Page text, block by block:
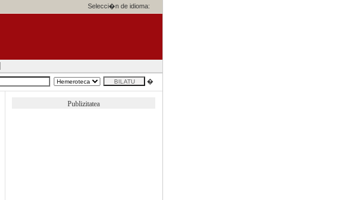
Selecci�n de idioma:
�
Publizitatea